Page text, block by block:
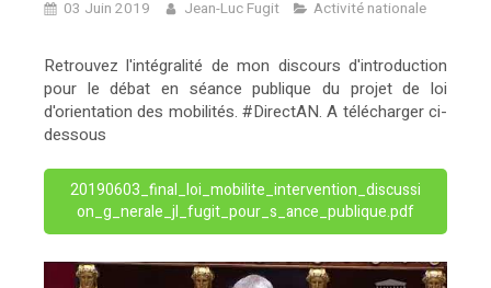
03 Juin 2019 Jean-Luc Fugit Activité nationale
Retrouvez l'intégralité de mon discours d'introduction
pour le débat en séance publique du projet de loi
d'orientation des mobilités. #DirectAN. A télécharger ci-
dessous
20190603_final_loi_mobilite_intervention_discussi
on_g_nerale_jl_fugit_pour_s_ance_publique.pdf